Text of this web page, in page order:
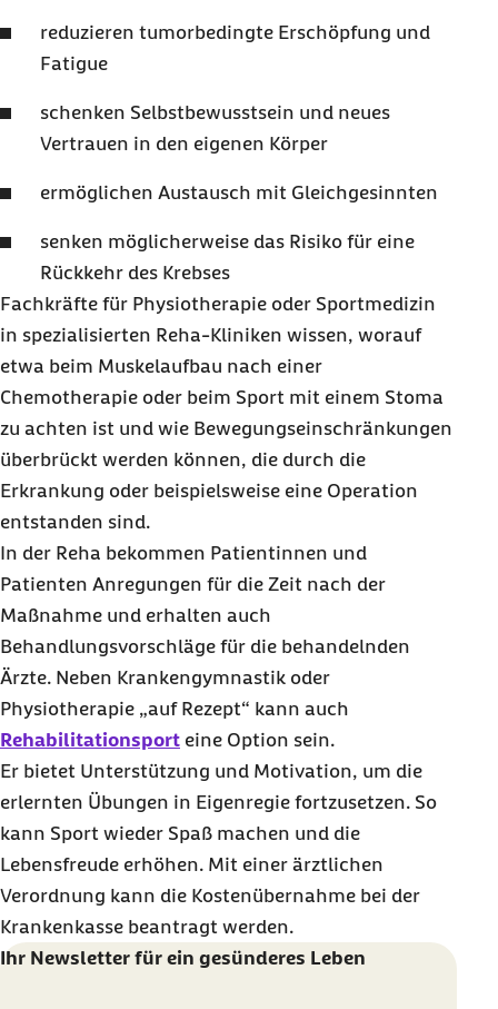
reduzieren tumorbedingte Erschöpfung und
Fatigue
schenken Selbstbewusstsein und neues
Vertrauen in den eigenen Körper
ermöglichen Austausch mit Gleichgesinnten
senken möglicherweise das Risiko für eine
Rückkehr des Krebses
Fachkräfte für Physiotherapie oder Sportmedizin
in spezialisierten Reha-Kliniken wissen, worauf
etwa beim Muskelaufbau nach einer
Chemotherapie oder beim Sport mit einem Stoma
zu achten ist und wie Bewegungseinschränkungen
überbrückt werden können, die durch die
Erkrankung oder beispielsweise eine Operation
entstanden sind.
In der Reha bekommen Patientinnen und
Patienten Anregungen für die Zeit nach der
Maßnahme und erhalten auch
Behandlungsvorschläge für die behandelnden
Ärzte. Neben Krankengymnastik oder
Physiotherapie „auf Rezept“ kann auch
Rehabilitationsport eine Option sein.
Er bietet Unterstützung und Motivation, um die
erlernten Übungen in Eigenregie fortzusetzen. So
kann Sport wieder Spaß machen und die
Lebensfreude erhöhen. Mit einer ärztlichen
Verordnung kann die Kostenübernahme bei der
Krankenkasse beantragt werden.
Ihr Newsletter für ein gesünderes Leben